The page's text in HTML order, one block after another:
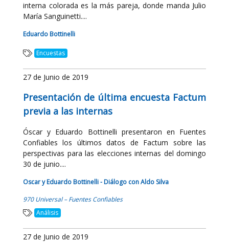
interna colorada es la más pareja, donde manda Julio
María Sanguinetti....
Eduardo Bottinelli
Encuestas
27 de Junio de 2019
Presentación de última encuesta Factum
previa a las internas
Óscar y Eduardo Bottinelli presentaron en Fuentes
Confiables los últimos datos de Factum sobre las
perspectivas para las elecciones internas del domingo
30 de junio....
Oscar y Eduardo Bottinelli - Diálogo con Aldo Silva
970 Universal – Fuentes Confiables
Análisis
27 de Junio de 2019